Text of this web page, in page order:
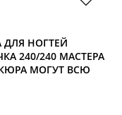
ДЛЯ НОГТЕЙ
240/240 МАСТЕРА
МОГУТ ВСЮ